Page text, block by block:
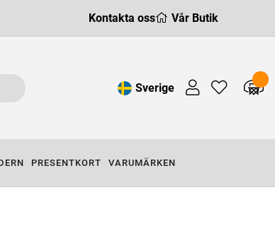
Kontakta oss Vår Butik
Sverige
PRESENTKORT VARUMÄRKEN